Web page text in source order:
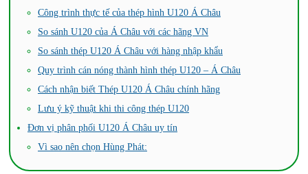
Công trình thực tế của thép hình U120 Á Châu
So sánh U120 của Á Châu với các hãng VN
So sánh thép U120 Á Châu với hàng nhập khẩu
Quy trình cán nóng thành hình thép U120 – Á Châu
Cách nhận biết Thép U120 Á Châu chính hãng
Lưu ý kỹ thuật khi thi công thép U120
Đơn vị phân phối U120 Á Châu uy tín
Vì sao nên chọn Hùng Phát: